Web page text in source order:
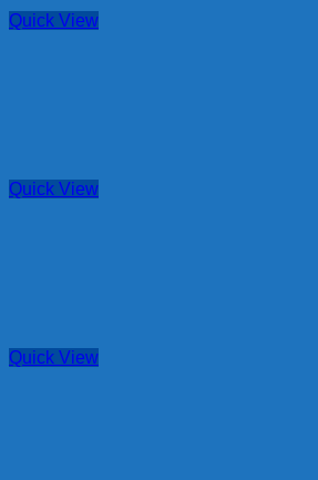
Quick View
Quick View
Quick View